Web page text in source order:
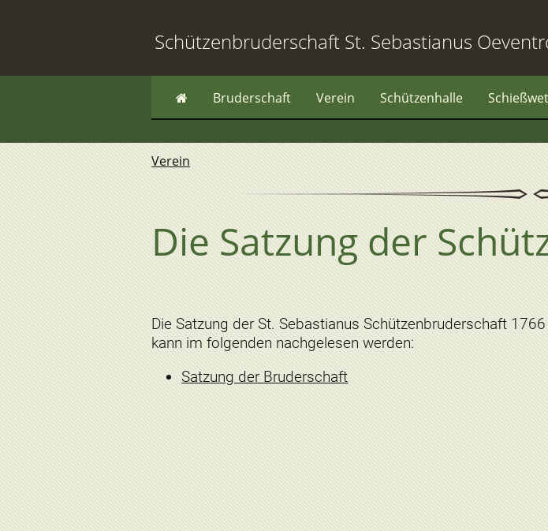
Schützenbruderschaft St. Sebastianus
Bruderschaft Verein Schützenhalle
Verein
Die Satzung der
Die Satzung der St. Sebastianus Schützenbruderschaft
kann im folgenden nachgelesen werden:
Satzung der Bruderschaft